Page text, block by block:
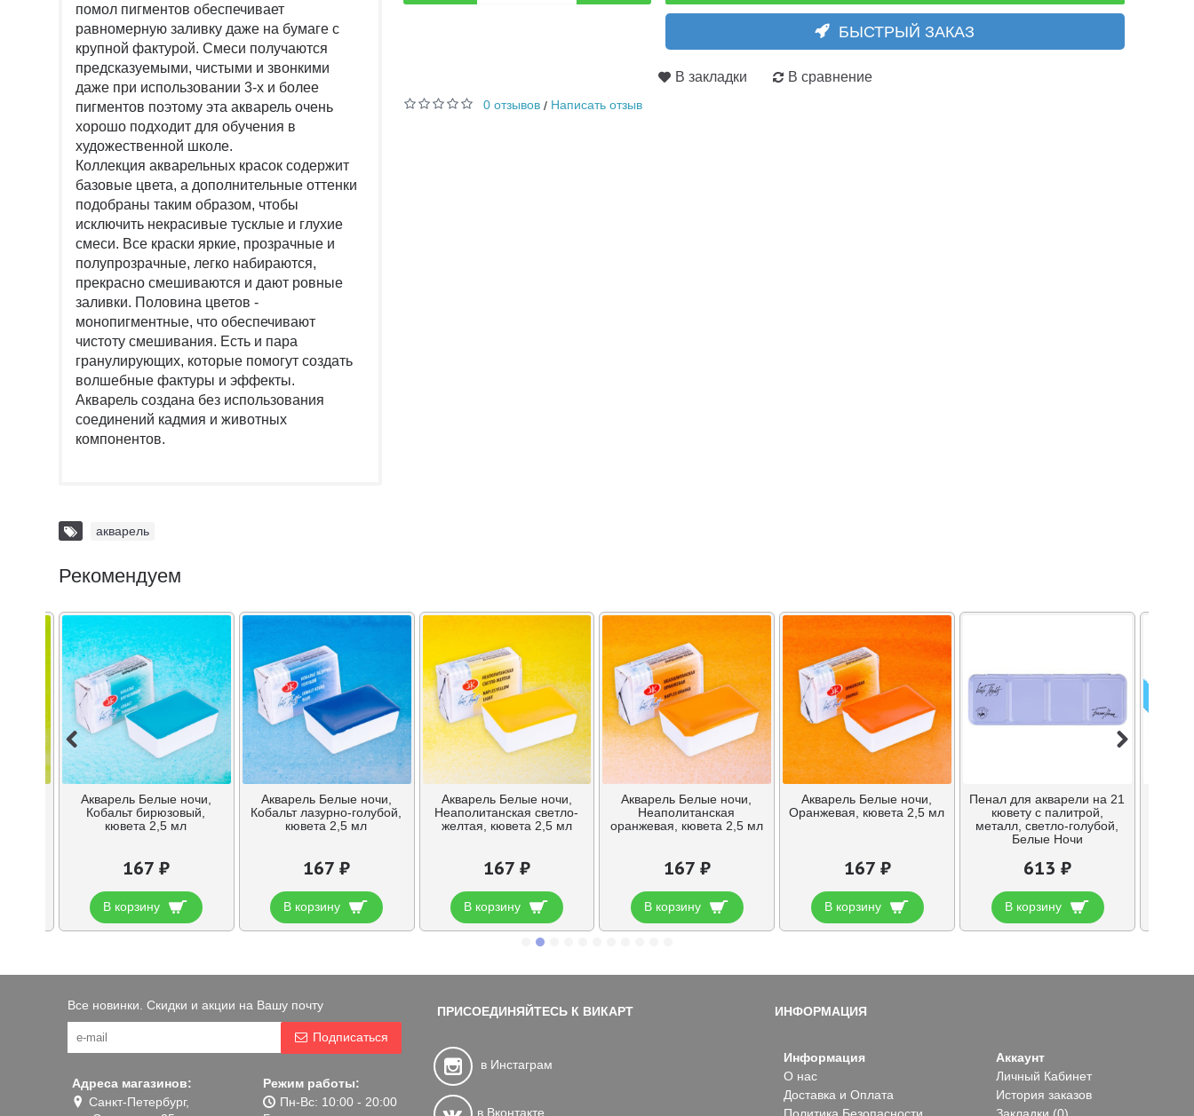
помол пигментов обеспечивает
равномерную заливку даже на бумаге с
крупной фактурой. Смеси получаются
предсказуемыми, чистыми и звонкими
даже при использовании 3-х и более
пигментов поэтому эта акварель очень
хорошо подходит для обучения в
художественной школе.
Коллекция акварельных красок содержит
базовые цвета, а дополнительные оттенки
подобраны таким образом, чтобы
исключить некрасивые тусклые и глухие
смеси. Все краски яркие, прозрачные и
полупрозрачные, легко набираются,
прекрасно смешиваются и дают ровные
заливки. Половина цветов -
монопигментные, что обеспечивают
чистоту смешивания. Есть и пара
гранулирующих, которые помогут создать
волшебные фактуры и эффекты.
Акварель создана без использования
соединений кадмия и животных
компонентов.
БЫСТРЫЙ ЗАКАЗ
В закладки В сравнение
0 отзывов/ Написать отзыв
акварель
Рекомендуем
Акварель Белые ночи,
Кобальт бирюзовый,
кювета 2,5 мл
167 ₽
В корзину
Акварель Белые ночи,
Кобальт лазурно-голубой,
кювета 2,5 мл
167 ₽
В корзину
Акварель Белые ночи,
Неаполитанская светло-
желтая, кювета 2,5 мл
167 ₽
В корзину
Акварель Белые ночи,
Неаполитанская
оранжевая, кювета 2,5 мл
167 ₽
В корзину
Акварель Белые ночи,
Оранжевая, кювета 2,5 мл
167 ₽
В корзину
Пенал для акварели на 21
кювету с палитрой,
металл, светло-голубой,
Белые Ночи
613 ₽
В корзину
Все новинки. Скидки и акции на Вашу почту
Подписаться
Адреса магазинов:
Санкт-Петербург,
Режим работы:
Пн-Вс: 10:00 - 20:00
ПРИСОЕДИНЯЙТЕСЬ К ВИКАРТ
в Инстаграм
в Вконтакте
ИНФОРМАЦИЯ
Информация
О нас
Доставка и Оплата
Политика Безопасности
Аккаунт
Личный Кабинет
История заказов
Закладки (0)